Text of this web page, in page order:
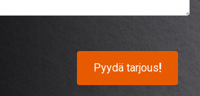
Pyydä tarjous!